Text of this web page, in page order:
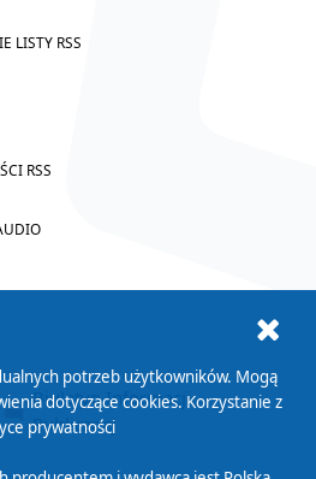
LISTY RSS
RSS
Biuletyn Informacji
Publicznej
potrzeb użytkowników. Mogą
dotyczące cookies. Korzystanie z
prywatności